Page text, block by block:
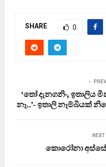
SHARE 0
‘තෝ දැනගනිං, ඉතාලිය
නෑ..’- ඉතාලි නෑම්බියක්
කොරෝනා අස්සේ